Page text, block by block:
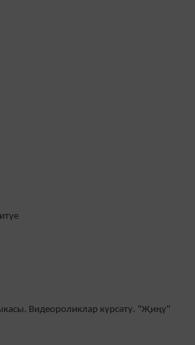
Видеороликлар күрсәтү. "Җиңү"